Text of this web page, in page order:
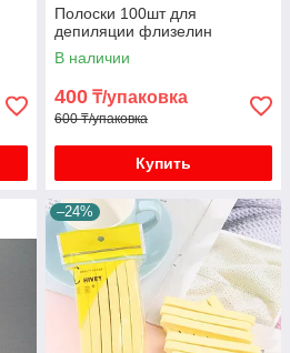
Полоски 100шт для
депиляции флизелин
В наличии
400 ₸/упаковка
600 ₸/упаковка
Купить
–24%